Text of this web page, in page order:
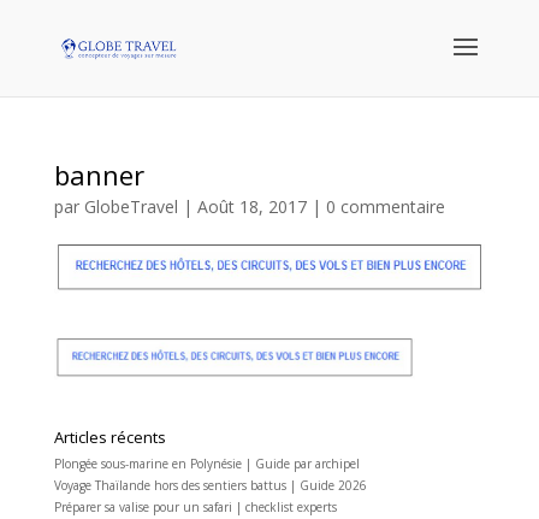
banner
par GlobeTravel | Août 18, 2017| 0 commentaire
Articles récents
Plongée sous-marine en Polynésie | Guide par archipel
Voyage Thaïlande hors des sentiers battus | Guide 2026
Préparer sa valise pour un safari | checklist experts